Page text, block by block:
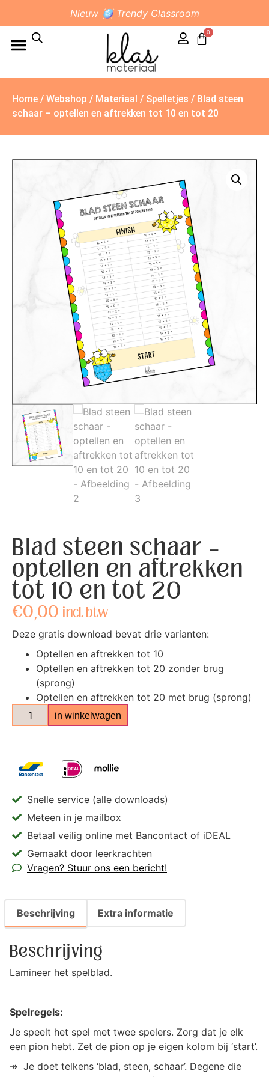
Nieuw 🪩 Trendy Classroom
0
Home / Webshop / Materiaal / Spelletjes / Blad steen
schaar – optellen en aftrekken tot 10 en tot 20
Blad steen schaar –
optellen en aftrekken
tot 10 en tot 20
€0,00 incl. btw
Deze gratis download bevat drie varianten:
Optellen en aftrekken tot 10
Optellen en aftrekken tot 20 zonder brug
(sprong)
Optellen en aftrekken tot 20 met brug (sprong)
in winkelwagen
Snelle service (alle downloads)
Meteen in je mailbox
Betaal veilig online met Bancontact of iDEAL
Gemaakt door leerkrachten
Vragen? Stuur ons een bericht!
Beschrijving Extra informatie
Beschrijving
Lamineer het spelblad.
Spelregels:
Je speelt het spel met twee spelers. Zorg dat je elk
een pion hebt. Zet de pion op je eigen kolom bij ‘start’.
↠ Je doet telkens ‘blad, steen, schaar’. Degene die